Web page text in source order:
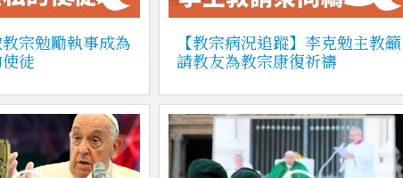
宗勉勵執事成為
徒
【教宗病況追蹤】李克勉主教籲
請教友為教宗康復祈禱